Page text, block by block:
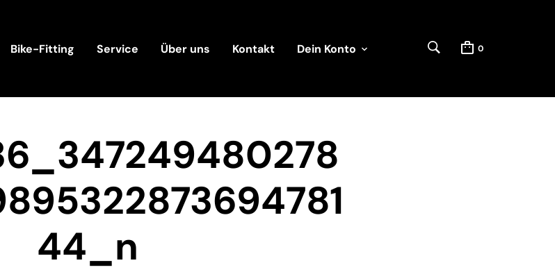
Bike-Fitting Service Über uns Kontakt Dein Konto 0
44_n